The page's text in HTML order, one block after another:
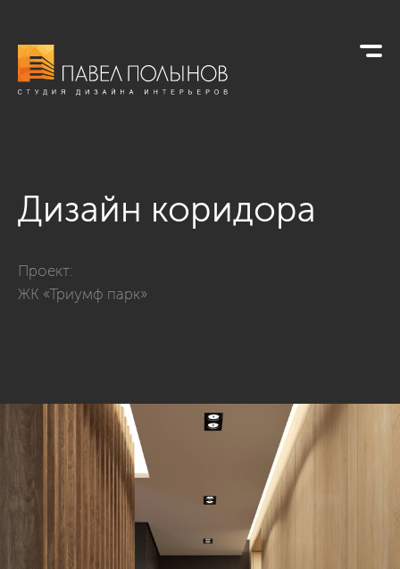
Дизайн коридора
Проект:
ЖК «Триумф парк»